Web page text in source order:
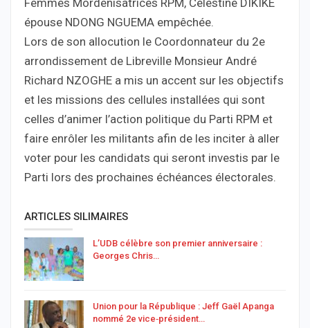
épouse NDONG NGUEMA empêchée.
Lors de son allocution le Coordonnateur du 2e
arrondissement de Libreville Monsieur André
Richard NZOGHE a mis un accent sur les objectifs
et les missions des cellules installées qui sont
celles d’animer l’action politique du Parti RPM et
faire enrôler les militants afin de les inciter à aller
voter pour les candidats qui seront investis par le
Parti lors des prochaines échéances électorales.
ARTICLES SILIMAIRES
L’UDB célèbre son premier anniversaire :
Georges Chris…
Union pour la République : Jeff Gaël Apanga
nommé 2e vice‑président…